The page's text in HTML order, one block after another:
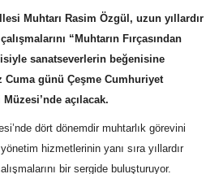
Muhtarı Rasim Özgül, uzun yıllardır
“Muhtarın Fırçasından
sanatseverlerin beğenisine
Cuma günü Çeşme Cumhuriyet
açılacak.
dört dönemdir muhtarlık görevini
hizmetlerinin yanı sıra yıllardır
bir sergide buluşturuyor.